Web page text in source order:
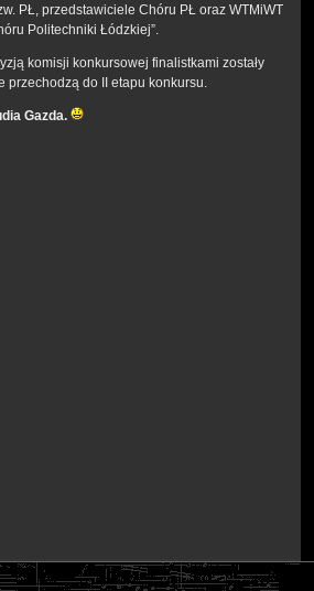
PŁ, przedstawiciele Chóru PŁ oraz WTMiWT
Politechniki Łódzkiej”.
komisji konkursowej finalistkami zostały
przechodzą do II etapu konkursu.
Gazda.